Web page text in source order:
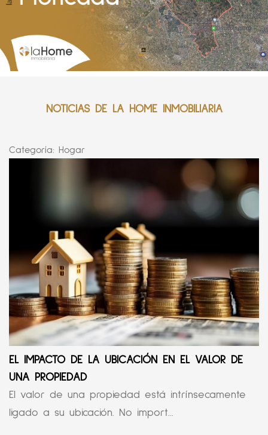
NOTICIAS DE LA HOME INMOBILIARIA
Categoría: Hogar
EL IMPACTO DE LA UBICACIÓN EN EL VALOR DE
UNA PROPIEDAD
El valor de una propiedad está intrínsecamente
ligado a su ubicación. No import...